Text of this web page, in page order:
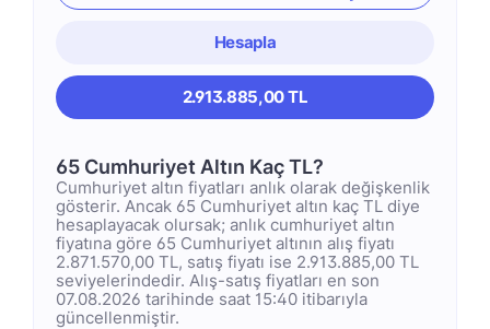
Hesapla
2.913.885,00 TL
65 Cumhuriyet Altın Kaç TL?
Cumhuriyet altın fiyatları anlık olarak değişkenlik
gösterir. Ancak 65 Cumhuriyet altın kaç TL diye
hesaplayacak olursak; anlık cumhuriyet altın
fiyatına göre 65 Cumhuriyet altının alış fiyatı
2.871.570,00 TL, satış fiyatı ise 2.913.885,00 TL
seviyelerindedir. Alış-satış fiyatları en son
07.08.2026 tarihinde saat 15:40 itibarıyla
güncellenmiştir.